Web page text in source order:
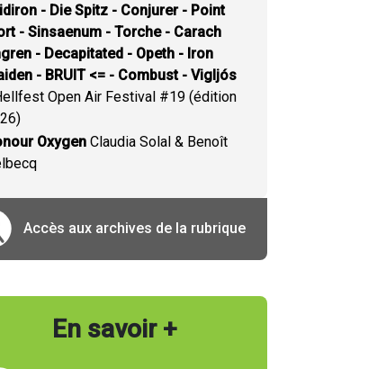
- Die Spitz - Conjurer - Point
- Sinsaenum - Torche - Carach
- Decapitated - Opeth - Iron
- BRUIT <= - Combust - Vigljós
Open Air Festival #19 (édition
Oxygen Claudia Solal & Benoît
Accès aux archives de la rubrique
En savoir +